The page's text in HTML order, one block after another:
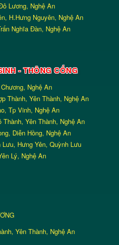
Lương, Nghệ An
H.Hưng Nguyên, Nghệ An
Nghĩa Đàn, Nghệ An
- THÔNG CỐNG
Nghệ An
Thành, Yên Thành, Nghệ An
Tp Vinh, Nghệ An
Yên Thành, Nghệ An
Diễn Hồng, Nghệ An
Hưng Yên, Quỳnh Lưu
Lý, Nghệ An
Yên Thành, Nghệ An